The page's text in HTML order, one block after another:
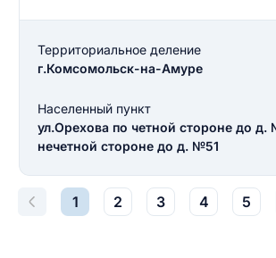
Территориальное деление
г.Комсомольск-на-Амуре
Населенный пункт
ул.Орехова по четной стороне до д.
нечетной стороне до д. №51
1 2 3 4 5
Введите свой e-mail
Текст отзыва
Введите свое имя
Введите свой номер телефона
Ответ на отзыв
Название населенного пункта
НАЙТИ МЕНЯ